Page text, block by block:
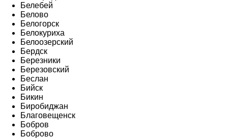
Белебей
Белово
Белогорск
Белокуриха
Белоозерский
Бердск
Березники
Березовский
Беслан
Бийск
Бикин
Биробиджан
Благовещенск
Бобров
Боброво